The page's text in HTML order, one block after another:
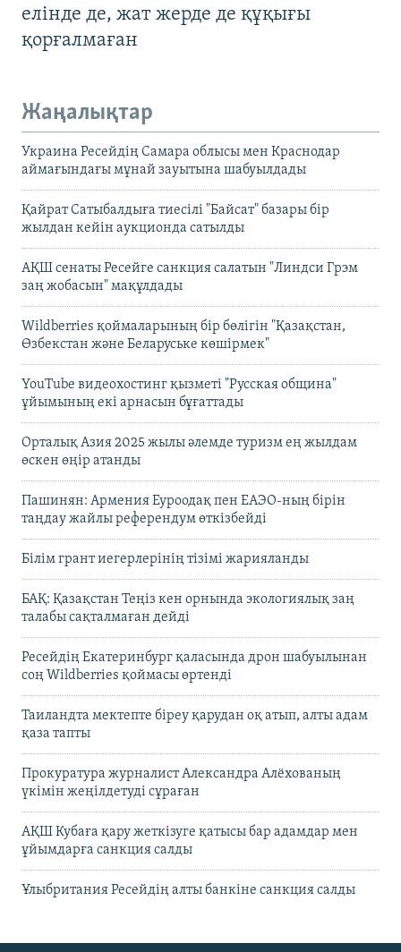
елінде де, жат жерде де құқығы
қорғалмаған
Жаңалықтар
Украина Ресейдің Самара облысы мен Краснодар
аймағындағы мұнай зауытына шабуылдады
Қайрат Сатыбалдыға тиесілі "Байсат" базары бір
жылдан кейін аукционда сатылды
АҚШ сенаты Ресейге санкция салатын "Линдси Грэм
заң жобасын" мақұлдады
Wildberries қоймаларының бір бөлігін "Қазақстан,
Өзбекстан және Беларуське көшірмек"
YouTube видеохостинг қызметі "Русская община"
ұйымының екі арнасын бұғаттады
Орталық Азия 2025 жылы әлемде туризм ең жылдам
өскен өңір атанды
Пашинян: Армения Еуроодақ пен ЕАЭО-ның бірін
таңдау жайлы референдум өткізбейді
Білім грант иегерлерінің тізімі жарияланды
БАҚ: Қазақстан Теңіз кен орнында экологиялық заң
талабы сақталмаған дейді
Ресейдің Екатеринбург қаласында дрон шабуылынан
соң Wildberries қоймасы өртенді
Таиландта мектепте біреу қарудан оқ атып, алты адам
қаза тапты
Прокуратура журналист Александра Алёхованың
үкімін жеңілдетуді сұраған
АҚШ Кубаға қару жеткізуге қатысы бар адамдар мен
ұйымдарға санкция салды
Ұлыбритания Ресейдің алты банкіне санкция салды